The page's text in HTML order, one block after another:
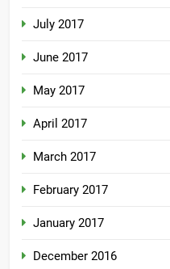
July 2017
June 2017
May 2017
April 2017
March 2017
February 2017
January 2017
December 2016